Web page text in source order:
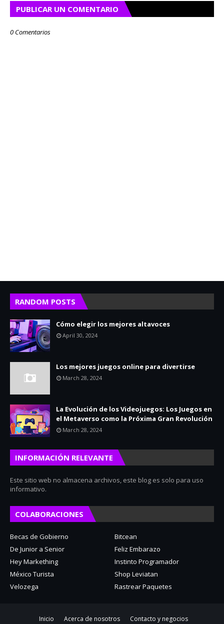
PUBLICAR UN COMENTARIO
0 Comentarios
RANDOM POSTS
Cómo elegir los mejores altavoces
April 30, 2024
Los mejores juegos online para divertirse
March 28, 2024
La Evolución de los Videojuegos: Los Juegos en
el Metaverso como la Próxima Gran Revolución
March 28, 2024
INFORMACIÓN RELEVANTE
Este sitio web no almacena archivos, este blog es solo para uso
informativo.
COLABORACIONES
Becas de Gobierno
Bitcean
De Junior a Senior
Feliz Embarazo
Hey Markething
Instinto Programador
México Turista
Shop Leviatan
Velozega
Rastrear Paquetes
Inicio Acerca de nosotros Contacto y negocios